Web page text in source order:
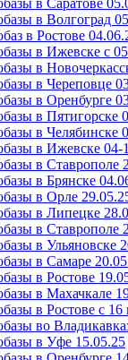
в Саратове
в Волгоград
в Ростове
в Ижевске с
в
в Череповце
в Оренбурге
в Пятигорске
в Челябинске
в Ижевске 04-
в Ставрополе
в Брянске
в Орле
в Липецке
в Ставрополе
в Ульяновске
в Самаре
в Ростове
в Махачкале
в Ростове с
во
в Уфе 15.05.25